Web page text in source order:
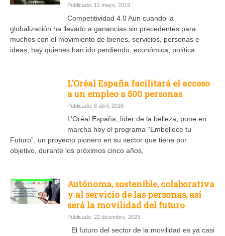
Publicado: 12 mayo, 2019
Competitividad 4.0 Aun cuando la
globalización ha llevado a ganancias sin precedentes para
muchos con el movimiento de bienes, servicios, personas e
ideas, hay quienes han ido perdiendo, económica, política
L’Oréal España facilitará el acceso
a un empleo a 500 personas
Publicado: 8 abril, 2016
L’Oréal España, líder de la belleza, pone en
marcha hoy el programa “Embellece tu
Futuro”, un proyecto pionero en su sector que tiene por
objetivo, durante los próximos cinco años,
Autónoma, sostenible, colaborativa
y al servicio de las personas, así
será la movilidad del futuro
Publicado: 22 diciembre, 2023
El futuro del sector de la movilidad es ya casi